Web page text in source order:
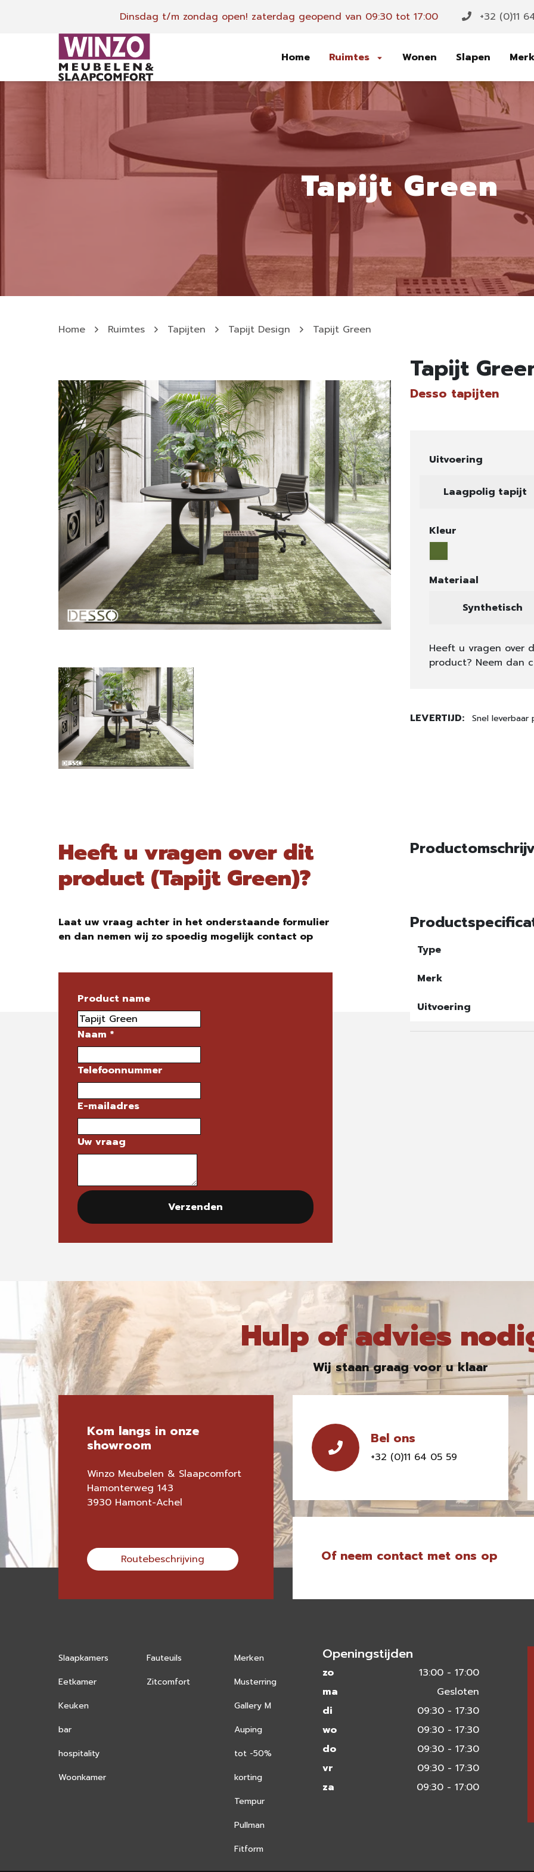
Dinsdag t/m zondag open! zaterdag geopend van 09:30 tot 17:00 +32 (0)11
Home Ruimtes Wonen Slapen
Tapijt Green
Home Ruimtes Tapijten Tapijt Design Tapijt Green
Tapijt
Desso tapijten
Uitvoering
Laagpolig tapijt
Kleur
Materiaal
Synthetisch
Heeft u vragen over
product? Neem dan
LEVERTIJD: Snel leverbaar
Heeft u vragen over dit
product (Tapijt Green)?
Laat uw vraag achter in het onderstaande formulier
en dan nemen wij zo spoedig mogelijk contact op
Product name
Naam *
Telefoonnummer
E-mailadres
Uw vraag
Verzenden
Type
Merk
Uitvoering
Hulp of advies
Wij staan graag voor u klaar
Kom langs in onze
showroom
Winzo Meubelen & Slaapcomfort
Hamonterweg 143
3930 Hamont-Achel
Routebeschrijving
Bel ons
+32 (0)11 64 05 59
Of neem contact met ons op
Slaapkamers
Eetkamer
Keuken
bar
hospitality
Woonkamer
Fauteuils
Zitcomfort
Merken
Musterring
Gallery M
Auping
tot -50%
korting
Tempur
Pullman
Fitform
Openingstijden
zo
13:00 - 17:00
ma
Gesloten
di
09:30 - 17:30
wo
09:30 - 17:30
do
09:30 - 17:30
vr
09:30 - 17:30
za
09:30 - 17:00